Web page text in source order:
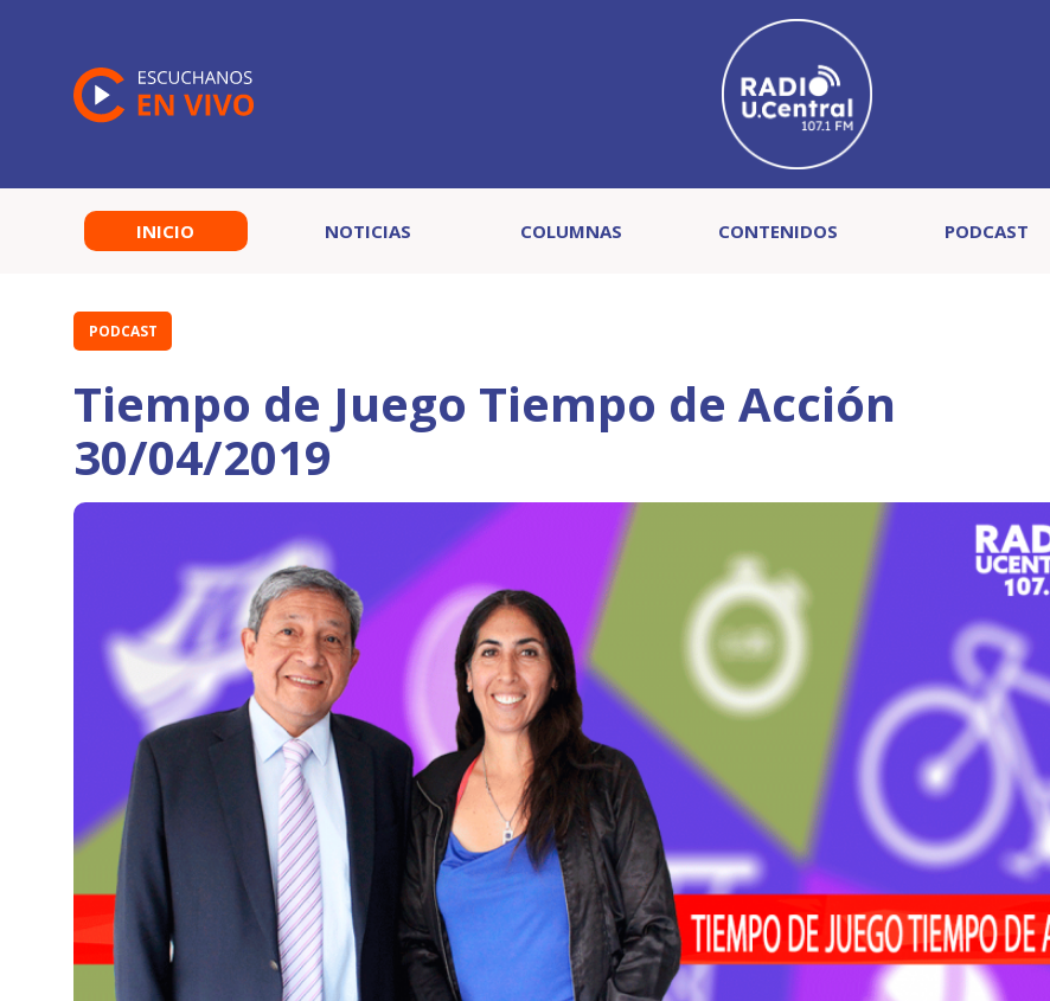
INICIO NOTICIAS COLUMNAS CONTENIDOS PODCAST
PODCAST
Tiempo de Juego Tiempo de Acción
30/04/2019